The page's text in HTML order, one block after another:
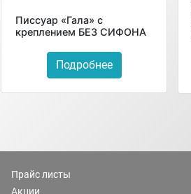
Писсуар «Гала» с
креплением БЕЗ СИФОНА
Подробнее
Прайс листы
Акции